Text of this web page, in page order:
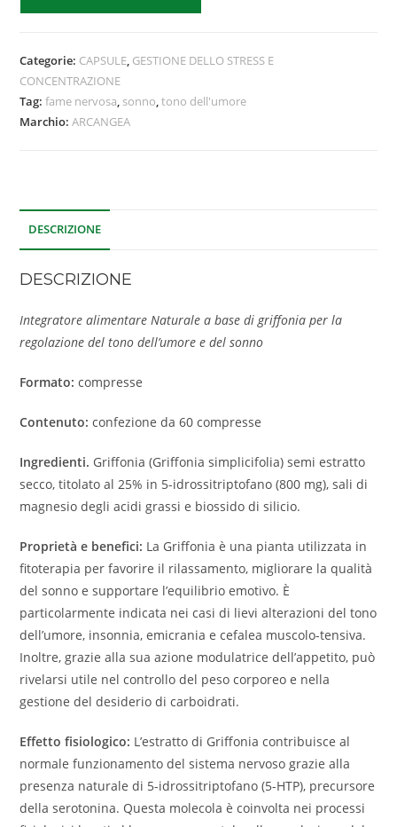
Categorie: CAPSULE, GESTIONE DELLO STRESS E
CONCENTRAZIONE
Tag:fame nervosa, sonno,tono dell'umore
Marchio:ARCANGEA
DESCRIZIONE
DESCRIZIONE
Integratore alimentare Naturale a base di griffonia per la
regolazione del tono dell’umore e del sonno
Formato:compresse
Contenuto: confezione da 60 compresse
Ingredienti. Griffonia (Griffonia simplicifolia) semi estratto
secco, titolato al 25% in 5-idrossitriptofano (800 mg), sali di
magnesio degli acidi grassi e biossido di silicio.
Proprietà e benefici: La Griffonia è una pianta utilizzata in
fitoterapia per favorire il rilassamento, migliorare la qualità
del sonno e supportare l’equilibrio emotivo. È
particolarmente indicata nei casi di lievi alterazioni del tono
dell’umore, insonnia, emicrania e cefalea muscolo-tensiva.
Inoltre, grazie alla sua azione modulatrice dell’appetito, può
rivelarsi utile nel controllo del peso corporeo e nella
gestione del desiderio di carboidrati.
Effetto fisiologico: L’estratto di Griffonia contribuisce al
normale funzionamento del sistema nervoso grazie alla
presenza naturale di 5-idrossitriptofano (5-HTP), precursore
della serotonina. Questa molecola è coinvolta nei processi